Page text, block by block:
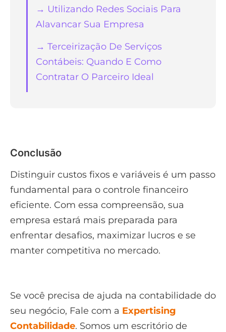
→ Utilizando Redes Sociais Para
Alavancar Sua Empresa
→ Terceirização De Serviços
Contábeis: Quando E Como
Contratar O Parceiro Ideal
Conclusão
Distinguir custos fixos e variáveis é um passo
fundamental para o controle financeiro
eficiente. Com essa compreensão, sua
empresa estará mais preparada para
enfrentar desafios, maximizar lucros e se
manter competitiva no mercado.
Se você precisa de ajuda na contabilidade do
seu negócio, Fale com a Expertising
Contabilidade. Somos um escritório de